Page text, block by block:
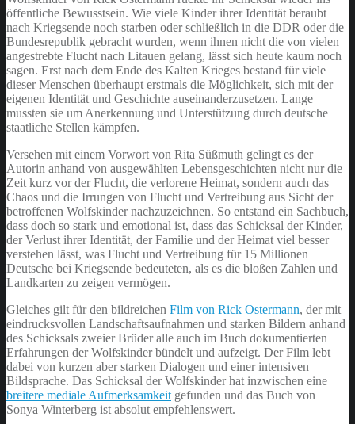
öffentliche Bewusstsein. Wie viele Kinder ihrer Identität beraubt
nach Kriegsende noch starben oder schließlich in die DDR oder die
Bundesrepublik gebracht wurden, wenn ihnen nicht die von vielen
angestrebte Flucht nach Litauen gelang, lässt sich heute kaum noch
sagen. Erst nach dem Ende des Kalten Krieges bestand für viele
dieser Menschen überhaupt erstmals die Möglichkeit, sich mit der
eigenen Identität und Geschichte auseinanderzusetzen. Lange
mussten sie um Anerkennung und Unterstützung durch deutsche
staatliche Stellen kämpfen.
Versehen mit einem Vorwort von Rita Süßmuth gelingt es der
Autorin anhand von ausgewählten Lebensgeschichten nicht nur die
Zeit kurz vor der Flucht, die verlorene Heimat, sondern auch das
Chaos und die Irrungen von Flucht und Vertreibung aus Sicht der
betroffenen Wolfskinder nachzuzeichnen. So entstand ein Sachbuch,
dass doch so stark und emotional ist, dass das Schicksal der Kinder,
der Verlust ihrer Identität, der Familie und der Heimat viel besser
verstehen lässt, was Flucht und Vertreibung für 15 Millionen
Deutsche bei Kriegsende bedeuteten, als es die bloßen Zahlen und
Landkarten zu zeigen vermögen.
Gleiches gilt für den bildreichen Film von Rick Ostermann, der mit
eindrucksvollen Landschaftsaufnahmen und starken Bildern anhand
des Schicksals zweier Brüder alle auch im Buch dokumentierten
Erfahrungen der Wolfskinder bündelt und aufzeigt. Der Film lebt
dabei von kurzen aber starken Dialogen und einer intensiven
Bildsprache. Das Schicksal der Wolfskinder hat inzwischen eine
breitere mediale Aufmerksamkeit gefunden und das Buch von
Sonya Winterberg ist absolut empfehlenswert.